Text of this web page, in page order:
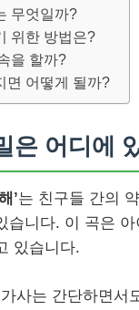
무엇일까?
위한 방법은?
을 할까?
면 어떻게 될까?
은 어디에
’는 친구들 간의
습니다. 이 곡은
있습니다.
가사는 간단하면